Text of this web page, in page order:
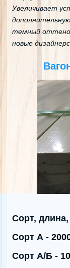
Увеличивает
темный
новые
Сорт,
Сорт А -
Сорт А/Б -